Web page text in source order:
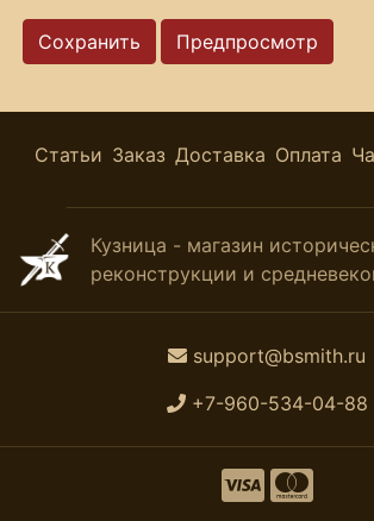
Статьи Заказ Доставка Оплата
Кузница - магазин
реконструкции и
support@bsmith.ru
+7-960-534-04-88